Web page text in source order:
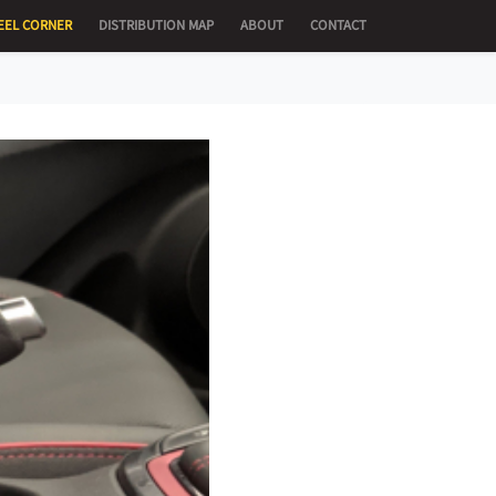
CORNER DISTRIBUTION MAP ABOUT CONTACT